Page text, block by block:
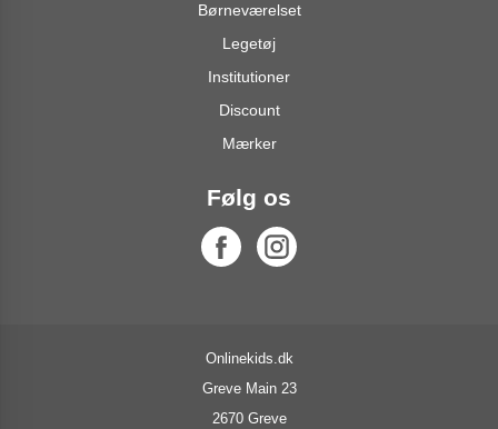
Børneværelset
Legetøj
Institutioner
Discount
Mærker
Følg os
Onlinekids.dk
Greve Main 23
2670 Greve